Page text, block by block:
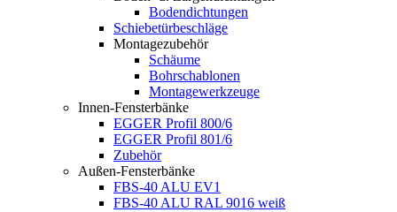
Bodendichtungen
Schiebetürbeschläge
Montagezubehör
Schäume
Bohrschablonen
Montagewerkzeuge
Innen-Fensterbänke
EGGER Profil 800/6
EGGER Profil 801/6
Zubehör
Außen-Fensterbänke
FBS-40 ALU EV1
FBS-40 ALU RAL 9016 weiß